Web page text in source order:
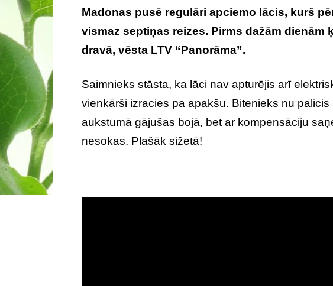
Madonas pusē regulāri apciemo lācis, kurš
vismaz septiņas reizes. Pirms dažām dienām
dravā, vēsta LTV “Panorāma”.
Saimnieks stāsta, ka lāci nav apturējis arī
vienkārši izracies pa apakšu. Bitenieks nu
aukstumā gājušas bojā, bet ar kompensāciju
nesokas. Plašāk sižetā!